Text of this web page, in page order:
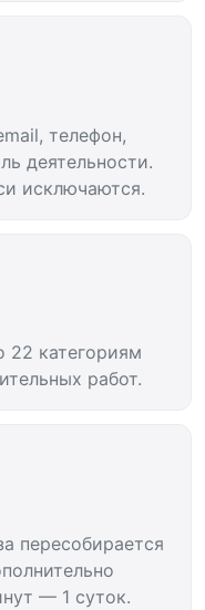
телефон,
деятельности.
исключаются.
22 категориям
работ.
пересобирается
— 1 суток.